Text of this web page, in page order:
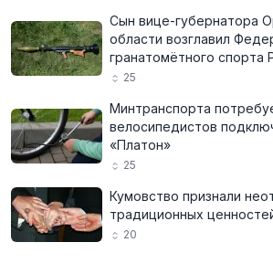
Сын вице-губернатора
области возглавил
гранатомётного спорта
25
Минтранспорта
велосипедистов
«Платон»
25
Кумовство признали
традиционных
20